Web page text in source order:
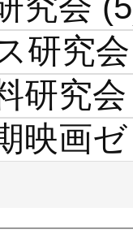
研究会
研究会
映画